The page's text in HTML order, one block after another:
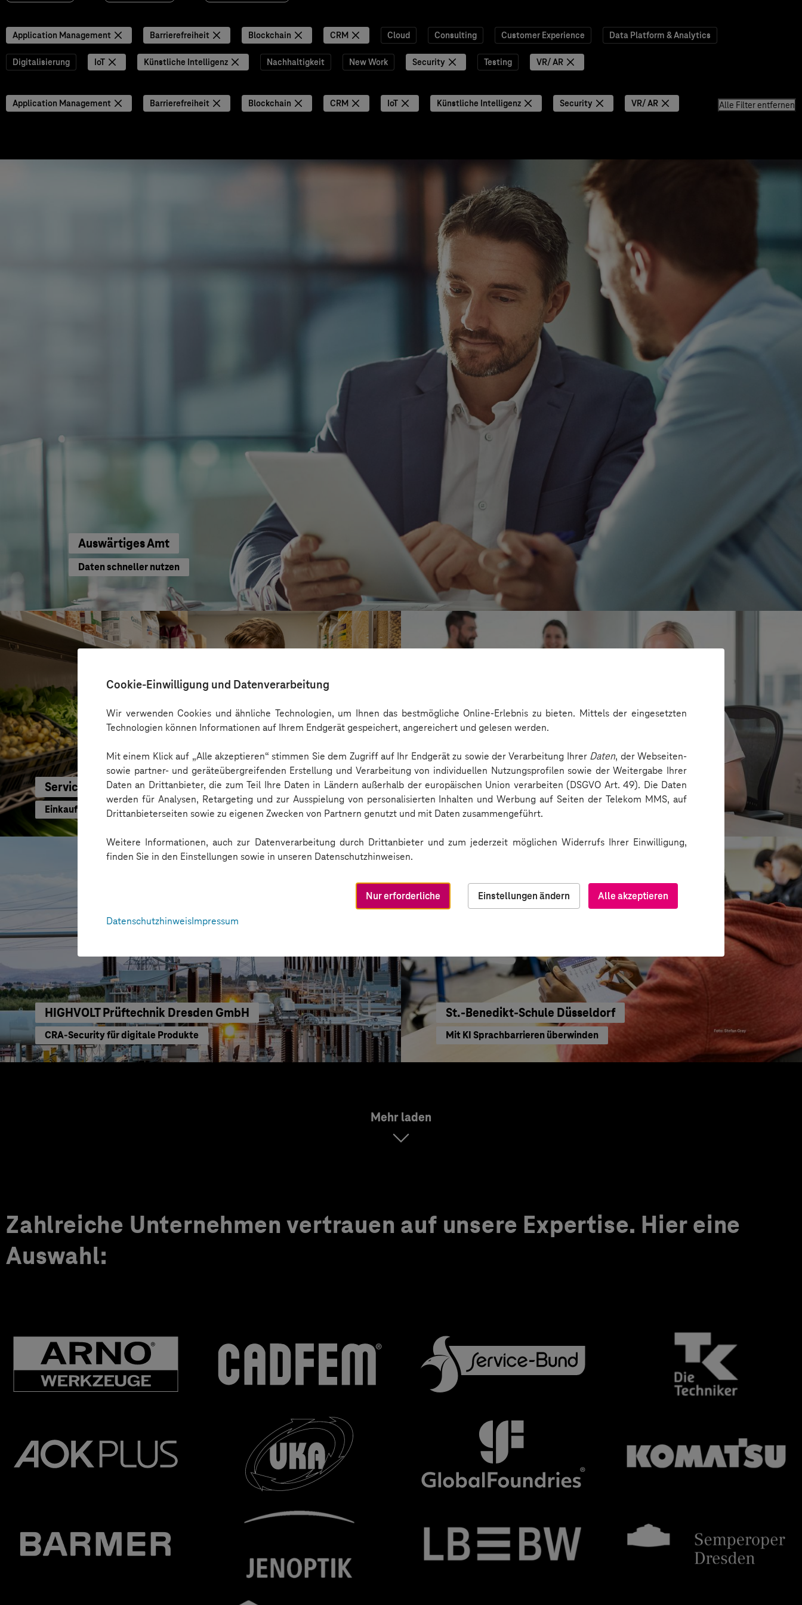
Cookie-Einwilligung und Datenverarbeitung
Wir verwenden Cookies und ähnliche Technologien, um Ihnen das bestmögliche Online-Erlebnis zu bieten. Mittels der eingesetzten
Technologien können Informationen auf Ihrem Endgerät gespeichert, angereichert und gelesen werden.
Mit einem Klick auf „Alle akzeptieren“ stimmen Sie dem Zugriff auf Ihr Endgerät zu sowie der Verarbeitung Ihrer Daten, der Webseiten-
sowie partner- und geräteübergreifenden Erstellung und Verarbeitung von individuellen Nutzungsprofilen sowie der Weitergabe Ihrer
Daten an Drittanbieter, die zum Teil Ihre Daten in Ländern außerhalb der europäischen Union verarbeiten (DSGVO Art. 49). Die Daten
werden für Analysen, Retargeting und zur Ausspielung von personalisierten Inhalten und Werbung auf Seiten der Telekom MMS, auf
Drittanbieterseiten sowie zu eigenen Zwecken von Partnern genutzt und mit Daten zusammengeführt.
Weitere Informationen, auch zur Datenverarbeitung durch Drittanbieter und zum jederzeit möglichen Widerrufs Ihrer Einwilligung,
finden Sie in den Einstellungen sowie in unseren Datenschutzhinweisen.
Alle akzeptieren
Nur erforderliche
Einstellungen ändern
DatenschutzhinweisImpressum
Application Management Barrierefreiheit Blockchain CRM Cloud Consulting Customer Experience Data Platform & Analytics
Digitalisierung IoT Künstliche Intelligenz Nachhaltigkeit New Work Security Testing VR/ AR
Application Management Barrierefreiheit Blockchain CRM IoT Künstliche Intelligenz Security VR/ AR Alle Filter entfernen
Auswärtiges Amt
Daten schneller nutzen
Service-Bund
Einkaufen mit KI neu gedacht
Kreis Bergstraße
KI für moderne Verwaltung
HIGHVOLT Prüftechnik Dresden GmbH
CRA-Security für digitale Produkte
St.-Benedikt-Schule Düsseldorf
Mit KI Sprachbarrieren überwinden
Mehr laden
Zahlreiche Unternehmen vertrauen auf unsere Expertise. Hier eine
Auswahl: